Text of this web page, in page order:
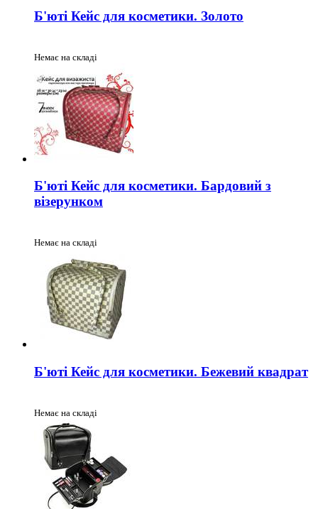
Б'юті Кейс для косметики. Золото
Немає на складі
Б'юті Кейс для косметики. Бардовий з
візерунком
Немає на складі
Б'юті Кейс для косметики. Бежевий квадрат
Немає на складі